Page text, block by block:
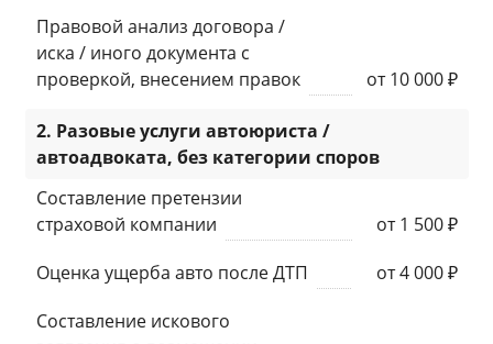
Правовой анализ договора /
иска / иного документа с
проверкой, внесением правок
от 10 000 ₽
2. Разовые услуги автоюриста /
автоадвоката, без категории споров
Составление претензии
страховой компании
от 1 500 ₽
Оценка ущерба авто после ДТП
от 4 000 ₽
Составление искового